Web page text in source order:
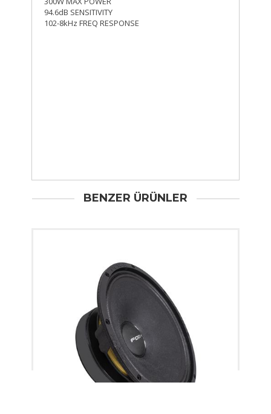
94.6dB SENSITIVITY
102-8kHz FREQ RESPONSE
BENZER ÜRÜNLER